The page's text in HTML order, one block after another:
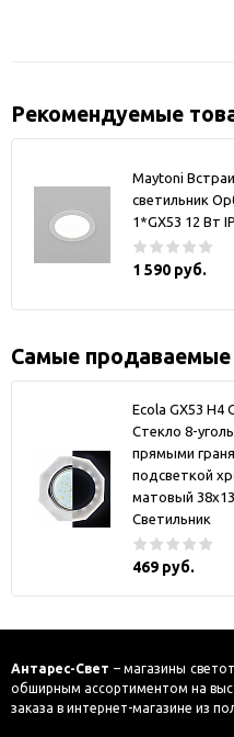
Рекомендуемые
Maytoni
светильник
1*GX53 12 Вт
1 590 руб.
Самые
Ecola GX53 H4
Стекло 8-
прямыми
подсветкой
матовый
Светильник
469 руб.
Антарес-Свет – магазины
обширным ассортиментом на
заказа в интернет-магазине из